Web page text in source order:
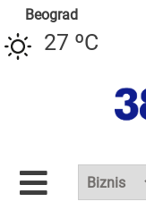
Beograd
27 ºC